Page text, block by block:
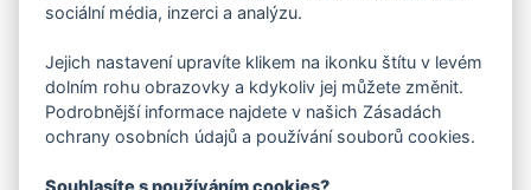
Chcete dostávat do svého mobilu či mailu upozornění na
ankety, pozvánky na kulturní a sportovní akce?
Více informací o aplikaci
sociální média, inzerci a analýzu.
Jejich nastavení upravíte klikem na ikonku štítu v levém
dolním rohu obrazovky a kdykoliv jej můžete změnit.
Podrobnější informace najdete v našich Zásadách
ochrany osobních údajů a používání souborů cookies.